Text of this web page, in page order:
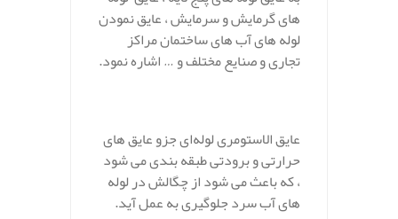
های گرمایش و سرمایش ، عایق نمودن
لوله های آب های ساختمان مراکز
تجاری و صنایع مختلف و … اشاره نمود.
عایق الاستومری لوله‌ای جزو عایق های
حرارتی و برودتی طبقه بندی می شود
، که باعث می شود از چگالش در لوله
های آب سرد جلوگیری به عمل آید.